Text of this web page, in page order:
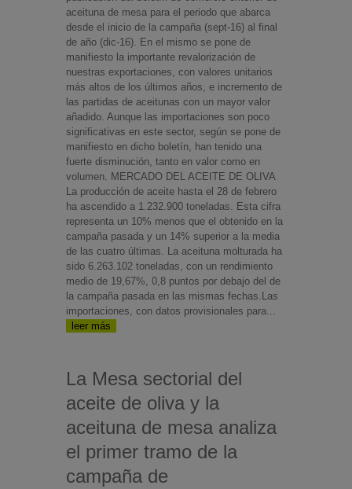
aceituna de mesa para el periodo que abarca
desde el inicio de la campaña (sept-16) al final
de año (dic-16). En el mismo se pone de
manifiesto la importante revalorización de
nuestras exportaciones, con valores unitarios
más altos de los últimos años, e incremento de
las partidas de aceitunas con un mayor valor
añadido. Aunque las importaciones son poco
significativas en este sector, según se pone de
manifiesto en dicho boletín, han tenido una
fuerte disminución, tanto en valor como en
volumen. MERCADO DEL ACEITE DE OLIVA
La producción de aceite hasta el 28 de febrero
ha ascendido a 1.232.900 toneladas. Esta cifra
representa un 10% menos que el obtenido en la
campaña pasada y un 14% superior a la media
de las cuatro últimas. La aceituna molturada ha
sido 6.263.102 toneladas, con un rendimiento
medio de 19,67%, 0,8 puntos por debajo del de
la campaña pasada en las mismas fechas.Las
importaciones, con datos provisionales para...
leer más
La Mesa sectorial del
aceite de oliva y la
aceituna de mesa analiza
el primer tramo de la
campaña de